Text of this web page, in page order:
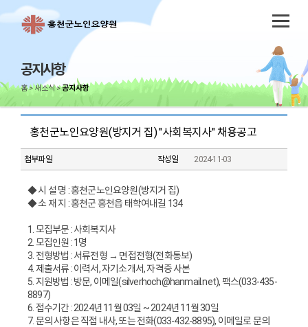
공지사항
홈 새소식 공지사항
홍천군노인요양원(방지거 집) "사회복지사" 채용공고
첨부파일 작성일 2024-11-03
◆ 시 설 명 : 홍천군노인요양원(방지거 집)
◆ 소 재 지 : 홍천군 홍천읍 태학여내길 134
1. 모집부문 : 사회복지사
2. 모집인원 : 1명
3. 전형방법 : 서류전형 → 면접전형(전화통보)
4. 제출서류 : 이력서, 자기소개서, 자격증 사본
5. 지원방법 : 방문, 이메일(silverhoch@hanmail.net), 팩스(033-435-
8897)
6. 접수기간 : 2024년 11월 03일 ~ 2024년 11월 30일
7. 문의 사항은 직접 내사, 또는 전화(033-432-8895), 이메일로 문의